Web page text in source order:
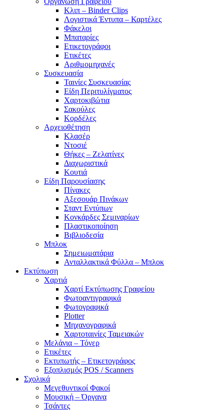
Κλιπ – Binder Clips
Λογιστικά Έντυπα – Καρτέλες
Φάκελοι
Μπαταρίες
Ετικετογράφοι
Ετικέτες
Αριθμομηχανές
Συσκευασία
Ταινίες Συσκευασίας
Είδη Περιτυλίγματος
Χαρτοκιβώτια
Σακούλες
Κορδέλες
Αρχειοθέτηση
Κλασέρ
Ντοσιέ
Θήκες – Ζελατίνες
Διαχωριστικά
Κουτιά
Είδη Παρουσίασης
Πίνακες
Αξεσουάρ Πινάκων
Σταντ Εντύπων
Κονκάρδες Σεμιναρίων
Πλαστικοποίηση
Βιβλιοδεσία
Μπλοκ
Σημειωματάρια
Ανταλλακτικά Φύλλα – Μπλοκ
Εκτύπωση
Χαρτιά
Χαρτί Εκτύπωσης Γραφείου
Φωτοαντιγραφικά
Φωτογραφικά
Plotter
Μηχανογραφικά
Χαρτοταινίες Ταμειακών
Μελάνια – Τόνερ
Ετικέτες
Εκτυπωτής – Ετικετογράφος
Εξοπλισμός POS / Scanners
Σχολικά
Μεγεθυντικοί Φακοί
Μουσική – Όργανα
Τσάντες